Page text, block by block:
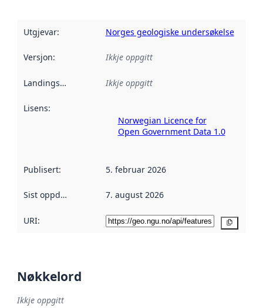
Utgjevar: Norges geologiske undersøkelse
Versjon: Ikkje oppgitt
Landingsside Ikkje oppgitt
Lisens:
Norwegian Licence for
Open Government Data 1.0
Publisert: 5. februar 2026
Sist oppdatert 7. august 2026
URI:
Nøkkelord
Ikkje oppgitt